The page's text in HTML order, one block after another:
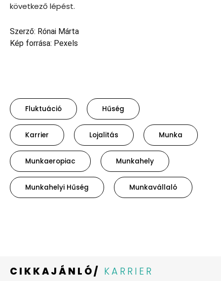
következő lépést.
Szerző: Rónai Márta
Kép forrása: Pexels
Fluktuáció Hűség
Karrier Lojalitás Munka
Munkaeropiac Munkahely
Munkahelyi Hűség Munkavállaló
CIKKAJÁNLÓ/ KARRIER